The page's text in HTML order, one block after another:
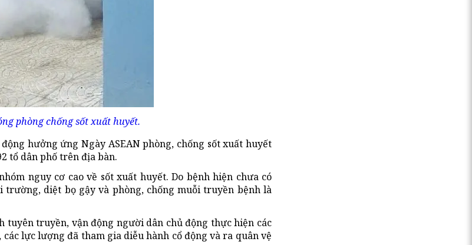
phòng chống sốt xuất huyết.
hưởng ứng Ngày ASEAN phòng, chống sốt xuất huyết
tổ dân phố trên địa bàn.
nguy cơ cao về sốt xuất huyết. Do bệnh hiện chưa có
diệt bọ gậy và phòng, chống muỗi truyền bệnh là
truyền, vận động người dân chủ động thực hiện các
lực lượng đã tham gia diễu hành cổ động và ra quân vệ